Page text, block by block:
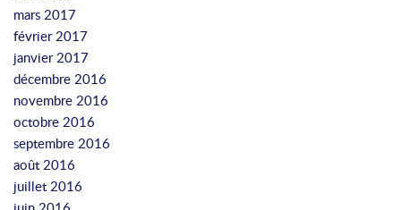
x
p
o
s
e
t
h
e
s
mars 2017
février 2017
janvier 2017
décembre 2016
novembre 2016
octobre 2016
septembre 2016
août 2016
juillet 2016